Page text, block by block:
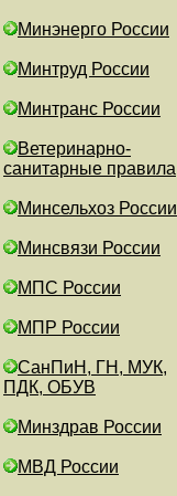
Минэнерго России
Минтруд России
Минтранс России
Ветеринарно-
санитарные правила
Минсельхоз России
Минсвязи России
МПС России
МПР России
СанПиН, ГН, МУК,
ПДК, ОБУВ
Минздрав России
МВД России